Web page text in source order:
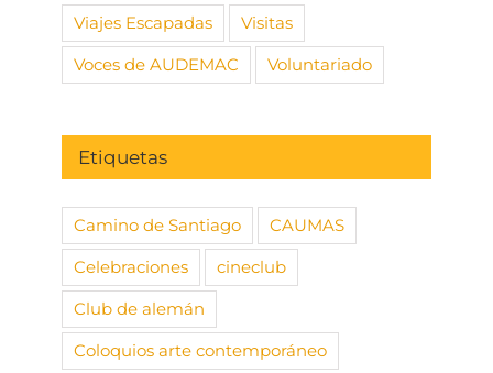
Viajes Escapadas
Visitas
Voces de AUDEMAC
Voluntariado
Etiquetas
Camino de Santiago
CAUMAS
Celebraciones
cineclub
Club de alemán
Coloquios arte contemporáneo